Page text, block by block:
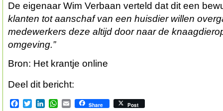
De eigenaar Wim Verbaan verteld dat dit een
klanten tot aanschaf van een huisdier willen
medewerkers deze altijd door naar de
omgeving.”
Bron: Het krantje online
Deel dit bericht:
Facebook
TwitterLinkedInWhatsApp
EmailShare Post